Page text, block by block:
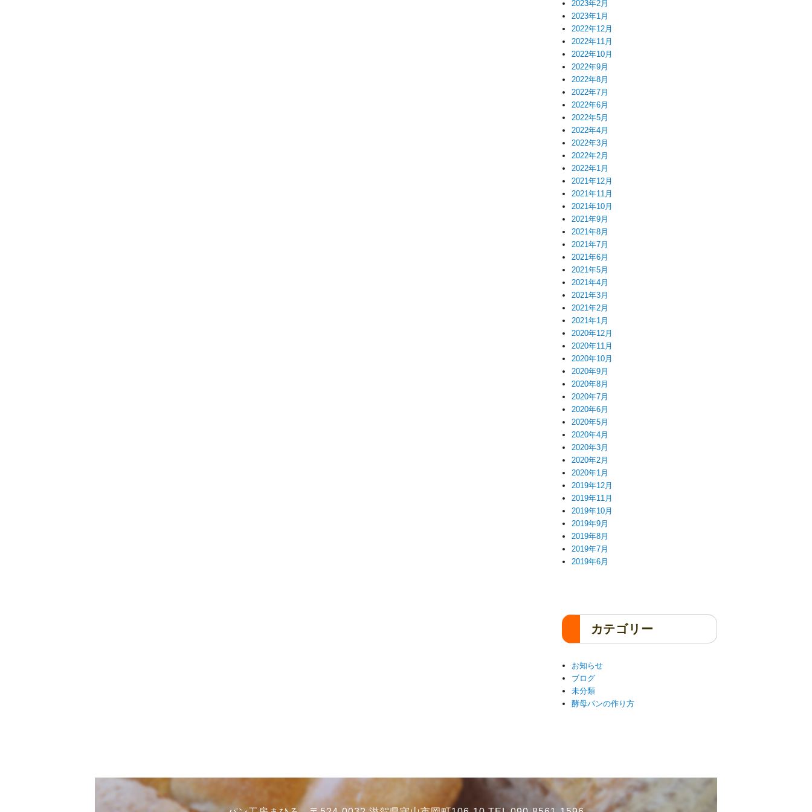
2023年2月
2023年1月
2022年12月
2022年11月
2022年10月
2022年9月
2022年8月
2022年7月
2022年6月
2022年5月
2022年4月
2022年3月
2022年2月
2022年1月
2021年12月
2021年11月
2021年10月
2021年9月
2021年8月
2021年7月
2021年6月
2021年5月
2021年4月
2021年3月
2021年2月
2021年1月
2020年12月
2020年11月
2020年10月
2020年9月
2020年8月
2020年7月
2020年6月
2020年5月
2020年4月
2020年3月
2020年2月
2020年1月
2019年12月
2019年11月
2019年10月
2019年9月
2019年8月
2019年7月
2019年6月
カテゴリー
お知らせ
ブログ
未分類
酵母パンの作り方